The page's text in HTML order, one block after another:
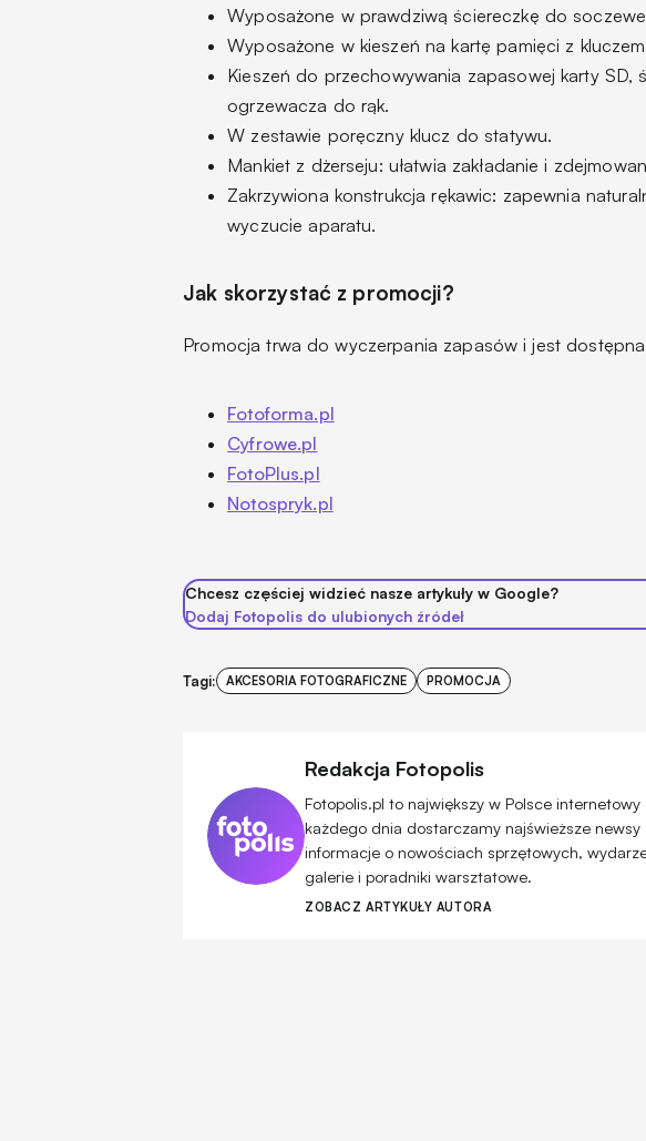
Wyposażone w prawdziwą ściereczkę do
Wyposażone w kieszeń na kartę pamięci z
Kieszeń do przechowywania zapasowej karty SD,
ogrzewacza do rąk.
W zestawie poręczny klucz do statywu.
Mankiet z dżerseju: ułatwia zakładanie i
Zakrzywiona konstrukcja rękawic: zapewnia
wyczucie aparatu.
Jak skorzystać z promocji?
Promocja trwa do wyczerpania zapasów i jest
Fotoforma.pl
Cyfrowe.pl
FotoPlus.pl
Notospryk.pl
Chcesz częściej widzieć nasze artykuły w Google?
Dodaj Fotopolis do ulubionych źródeł
Tagi: AKCESORIA FOTOGRAFICZNE PROMOCJA
Redakcja Fotopolis
Fotopolis.pl to największy w Polsce
każdego dnia dostarczamy najświeższe
informacje o nowościach sprzętowych,
galerie i poradniki warsztatowe.
ZOBACZ ARTYKUŁY AUTORA